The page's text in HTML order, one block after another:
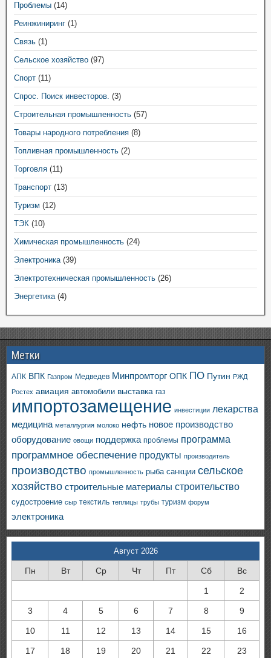
Проблемы (14)
Реинжиниринг (1)
Связь (1)
Сельское хозяйство (97)
Спорт (11)
Спрос. Поиск инвесторов. (3)
Строительная промышленность (57)
Товары народного потребления (8)
Топливная промышленность (2)
Торговля (11)
Транспорт (13)
Туризм (12)
ТЭК (10)
Химическая промышленность (24)
Электроника(39)
Электротехническая промышленность (26)
Энергетика(4)
Метки
АПК ВПК Газпром Медведев Минпромторг ОПК ПО Путин РЖД
Ростех авиация автомобили выставка газ
импортозамещение инвестиции лекарства
медицина металлургия молоко нефть новое производство
оборудование овощи поддержка проблемы программа
программное обеспечение продукты производитель
производство промышленность рыба санкции сельское
хозяйство строительные материалы строительство
судостроение сыр текстиль теплицы трубы туризм форум
электроника
Август 2026
Пн Вт Ср Чт Пт Сб Вс
1 2
3 4 5 6 7 8 9
10 11 12 13 14 15 16
17 18 19 20 21 22 23